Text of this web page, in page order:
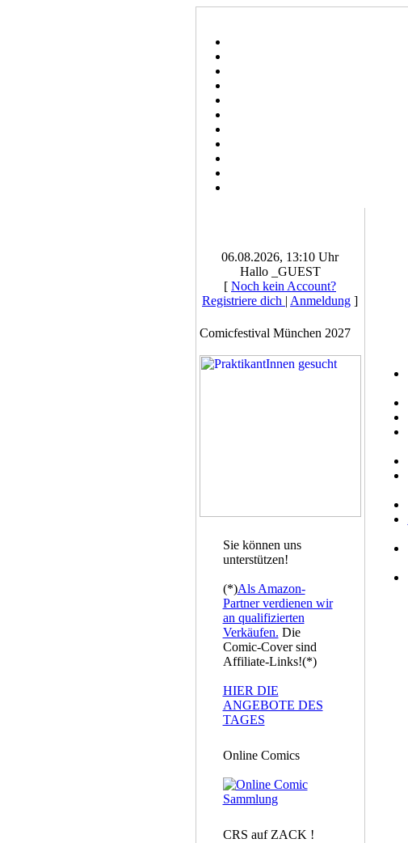
06.08.2026, 13:10 Uhr
Hallo _GUEST
[ Noch kein Account?
Registriere dich | Anmeldung ]
Comicfestival München 2027
Sie können uns
unterstützen!
(*)Als Amazon-
Partner verdienen wir
an qualifizierten
Verkäufen. Die
Comic-Cover sind
Affiliate-Links!(*)
HIER DIE
ANGEBOTE DES
TAGES
Online Comics
CRS auf ZACK !